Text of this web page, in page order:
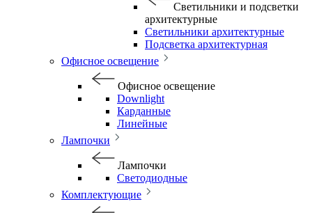
Светильники и подсветки
архитектурные
Светильники архитектурные
Подсветка архитектурная
Офисное освещение
Офисное освещение
Downlight
Карданные
Линейные
Лампочки
Лампочки
Светодиодные
Комплектующие